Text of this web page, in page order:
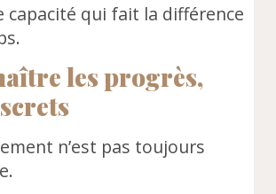
capacité qui fait la différence
les progrès,
n’est pas toujours